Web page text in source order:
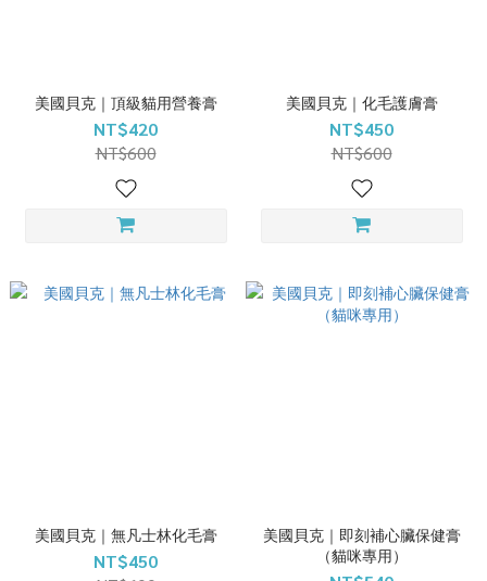
美國貝克｜頂級貓用營養膏
NT$420
NT$600
美國貝克｜化毛護膚膏
NT$450
NT$600
美國貝克｜無凡士林化毛膏
NT$450
美國貝克｜即刻補心臟保健膏
（貓咪專用）